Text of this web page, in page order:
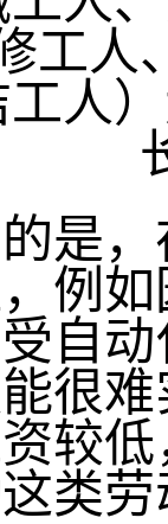
工人
人
是
例
自
很
较
类